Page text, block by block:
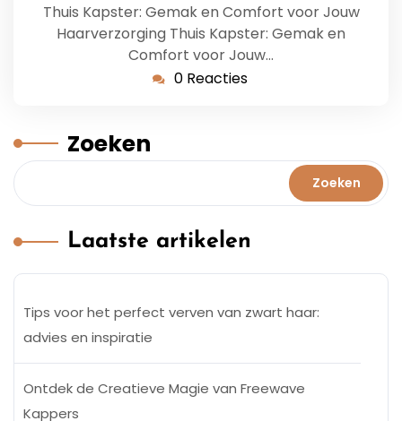
Thuis Kapster: Gemak en Comfort voor Jouw
Haarverzorging Thuis Kapster: Gemak en
Comfort voor Jouw…
0 Reacties
Zoeken
Zoeken
Laatste artikelen
Tips voor het perfect verven van zwart haar:
advies en inspiratie
Ontdek de Creatieve Magie van Freewave
Kappers